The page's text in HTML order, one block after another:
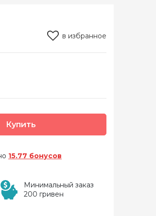
в избранное
Купить
15.77 бонусов
Минимальный заказ
200 гривен